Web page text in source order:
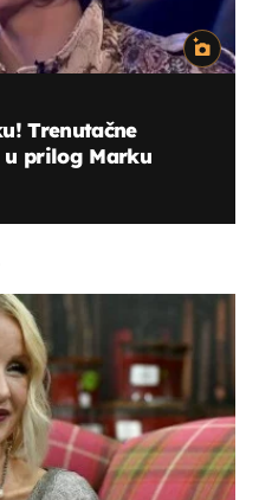
Trenutačne
u prilog Marku